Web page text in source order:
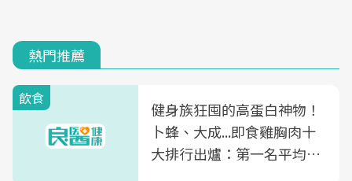
熱門推薦
飲食
健身族狂囤的高蛋白神物！
卜蜂、大成...即食雞胸肉十
大排行出爐：第一名平均一